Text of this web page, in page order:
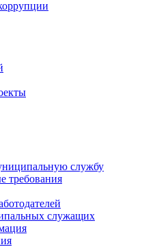
службу
требования
служащих